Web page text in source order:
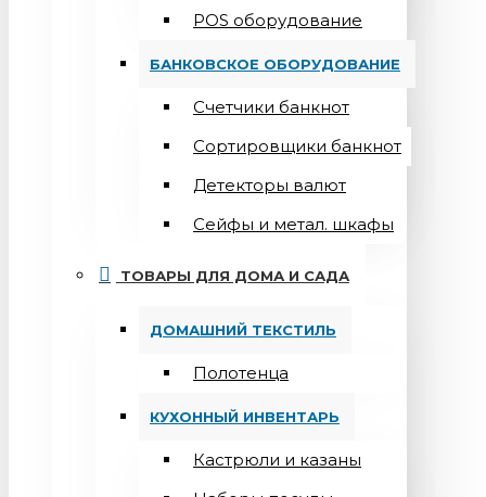
POS оборудование
БАНКОВСКОЕ ОБОРУДОВАНИЕ
Счетчики банкнот
Сортировщики банкнот
Детекторы валют
Сейфы и метал. шкафы
ТОВАРЫ ДЛЯ ДОМА И САДА
ДОМАШНИЙ ТЕКСТИЛЬ
Полотенца
КУХОННЫЙ ИНВЕНТАРЬ
Кастрюли и казаны